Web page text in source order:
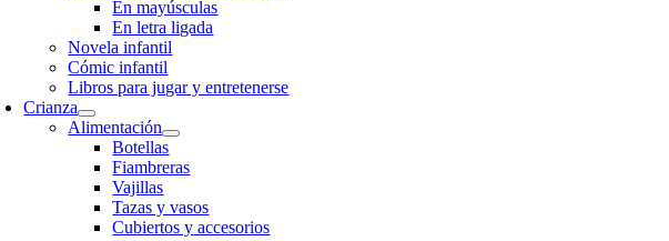
En mayúsculas
En letra ligada
Novela infantil
Cómic infantil
Libros para jugar y entretenerse
Crianza
Alimentación
Botellas
Fiambreras
Vajillas
Tazas y vasos
Cubiertos y accesorios